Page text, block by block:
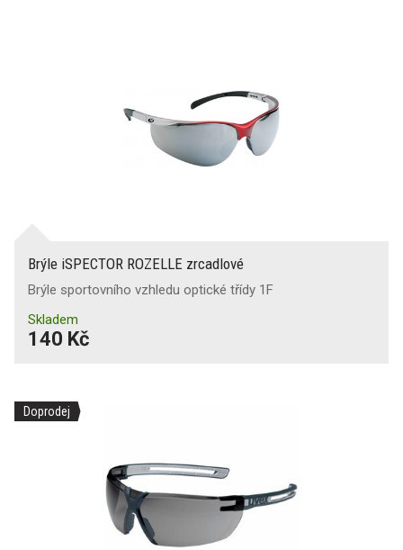
Brýle iSPECTOR ROZELLE zrcadlové
Brýle sportovního vzhledu optické třídy 1F
Skladem
140 Kč
Doprodej